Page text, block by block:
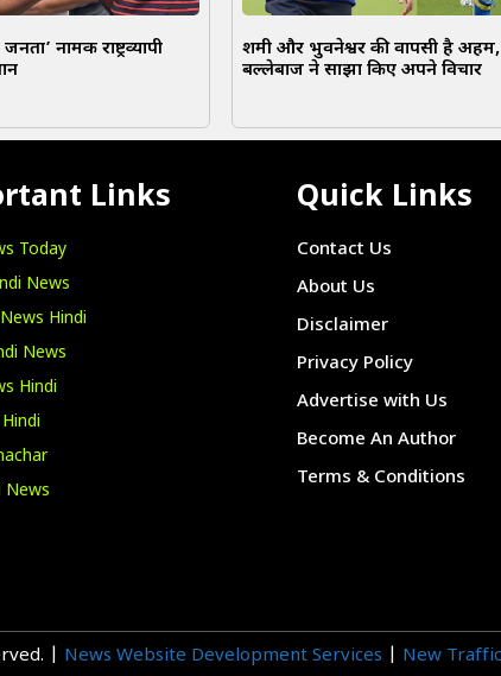
नामक राष्ट्रव्यापी
शमी और भुवनेश्वर की वापसी है अहम,
बल्लेबाज ने साझा किए अपने विचार
Links
Today
News
Hindi
News
Hindi
News
Quick Links
Contact Us
About Us
Disclaimer
Privacy Policy
Advertise with Us
Become An Author
Terms & Conditions
| News Website Development Services New